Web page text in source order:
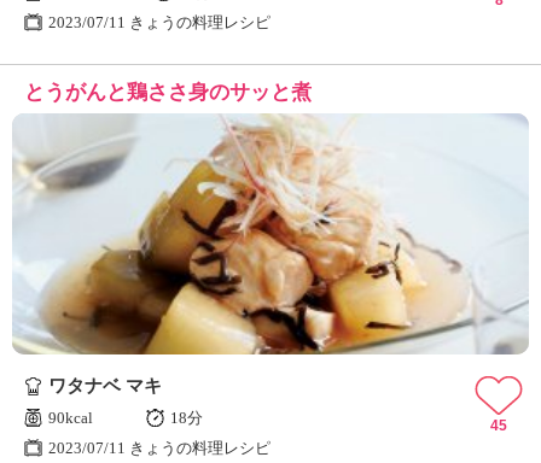
ん
の
き
ょ
う
の
料
理
」
2023/07/11 きょうの料理レシピ
とうがんと鶏ささ身のサッと煮
ワタナベ マキ
90kcal
18分
2023/07/11 きょうの料理レシピ
45